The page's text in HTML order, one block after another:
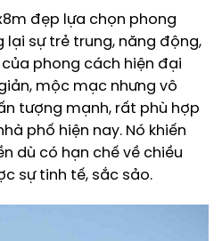
đẹp lựa chọn phong
lại sự trẻ trung, năng động,
phong cách hiện đại
mộc mạc nhưng vô
tượng mạnh, rất phù hợp
phố hiện nay. Nó khiến
dù có hạn chế về chiều
sự tinh tế, sắc sảo.